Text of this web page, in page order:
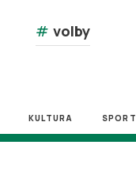
# volby
KULTURA SPORT